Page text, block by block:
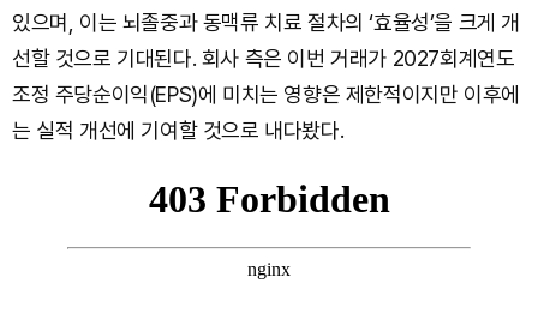
있으며, 이는 뇌졸중과 동맥류 치료 절차의 ‘효율성’을 크게 개
선할 것으로 기대된다. 회사 측은 이번 거래가 2027회계연도
조정 주당순이익(EPS)에 미치는 영향은 제한적이지만 이후에
는 실적 개선에 기여할 것으로 내다봤다.